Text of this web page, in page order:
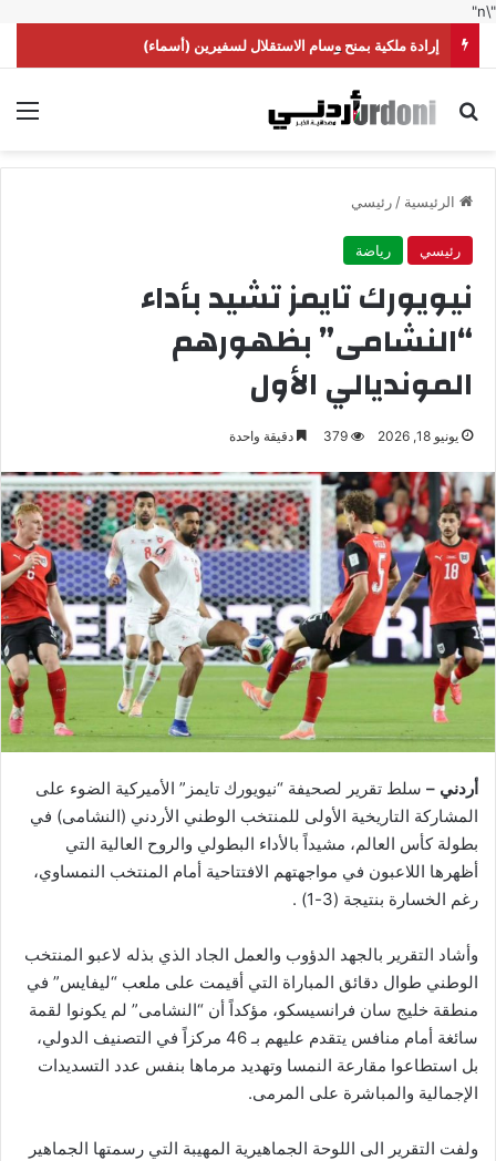
"\n"
إرادة ملكية بمنح وسام الاستقلال لسفيرين (أسماء)
بحث عن
الرئيسية /رئيسي
رئيسي رياضة
نيويورك تايمز تشيد بأداء
“النشامى” بظهورهم
المونديالي الأول
يونيو 18, 2026 379 دقيقة واحدة
أردني – سلط تقرير لصحيفة “نيويورك تايمز” الأميركية الضوء على
المشاركة التاريخية الأولى للمنتخب الوطني الأردني (النشامى) في
بطولة كأس العالم، مشيداً بالأداء البطولي والروح العالية التي
أظهرها اللاعبون في مواجهتهم الافتتاحية أمام المنتخب النمساوي،
رغم الخسارة بنتيجة (3-1) .
وأشاد التقرير بالجهد الدؤوب والعمل الجاد الذي بذله لاعبو المنتخب
الوطني طوال دقائق المباراة التي أقيمت على ملعب “ليفايس” في
منطقة خليج سان فرانسيسكو، مؤكداً أن “النشامى” لم يكونوا لقمة
سائغة أمام منافس يتقدم عليهم بـ 46 مركزاً في التصنيف الدولي،
بل استطاعوا مقارعة النمسا وتهديد مرماها بنفس عدد التسديدات
الإجمالية والمباشرة على المرمى.
ولفت التقرير الى اللوحة الجماهيرية المهيبة التي رسمتها الجماهير